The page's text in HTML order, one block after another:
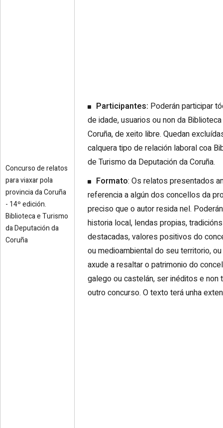
Concurso de relatos
para viaxar pola
provincia da Coruña
- 14º edición.
Biblioteca e Turismo
da Deputación da
Coruña
Participantes: Poderán participar
de idade, usuarios ou non da
Coruña, de xeito libre. Quedan
calquera tipo de relación laboral coa
de Turismo da Deputación da Coruña.
Formato: Os relatos presentados
referencia a algún dos concellos da
preciso que o autor resida nel.
historia local, lendas propias,
destacadas, valores positivos do
ou medioambiental do seu territorio,
axude a resaltar o patrimonio do
galego ou castelán, ser inéditos e
outro concurso. O texto terá unha